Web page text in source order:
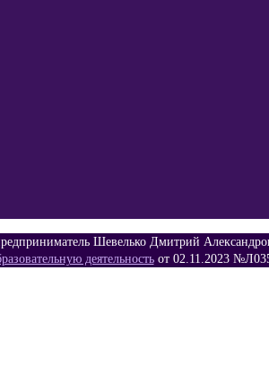
Шевелько Дмитрий
деятельностьот 02.11.2023